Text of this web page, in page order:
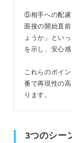
⑤相手への配慮
面接の開始直
ょうか」とい
を示し、安心
これらのポイ
番で再現性の
ります。
3つのシー